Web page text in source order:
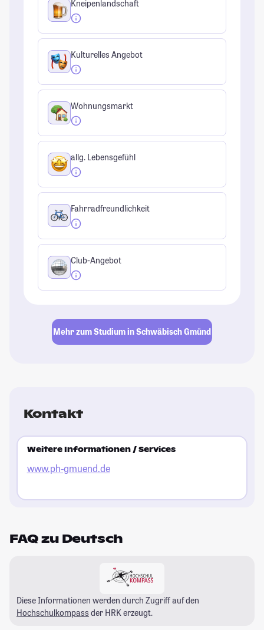
Kneipenlandschaft
Kulturelles Angebot
Wohnungsmarkt
allg. Lebensgefühl
Fahrradfreundlichkeit
Club-Angebot
Mehr zum Studium in Schwäbisch Gmünd
Kontakt
Weitere Informationen / Services
www.ph-gmuend.de
FAQ zu Deutsch
Diese Informationen werden durch Zugriff auf den
Hochschulkompass der HRK erzeugt.